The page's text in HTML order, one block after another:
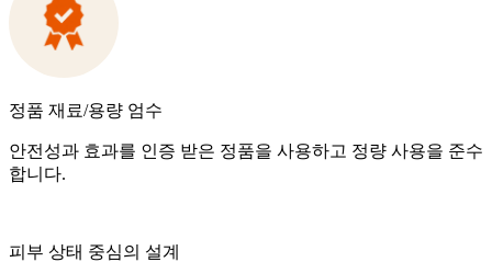
정품 재료/용량 엄수
안전성과 효과를 인증 받은 정품을 사용하고 정량 사용을 준수
합니다.
피부 상태 중심의 설계